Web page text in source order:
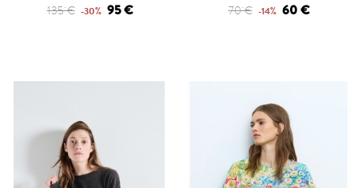
135 € -30% 95 € 70 € -14% 60 €